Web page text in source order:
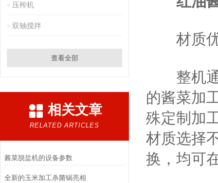
压榨机
双轴搅拌
查看全部
相关文章
RELATED ARTICLES
酱菜脱盐机的设备参数
全新的玉米加工杀菌锅亮相
材质
整机通
的酱菜加
殊定制加
材质选择
换，均可